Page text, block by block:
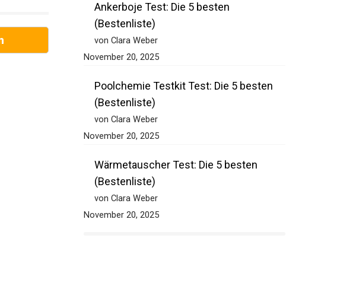
Ankerboje Test: Die 5 besten
(Bestenliste)
von Clara Weber
November 20, 2025
Poolchemie Testkit Test: Die 5 besten
(Bestenliste)
von Clara Weber
November 20, 2025
Wärmetauscher Test: Die 5 besten
(Bestenliste)
von Clara Weber
November 20, 2025